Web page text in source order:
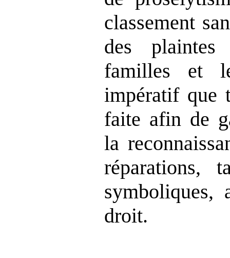
classement
des
familles et
impératif que
faite afin de
la
réparations,
symboliques,
droit.